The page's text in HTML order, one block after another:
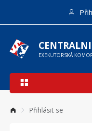
hlavnímu
obsahu
EXEKUTORSKÁ
Hlavní
Přihlásit se